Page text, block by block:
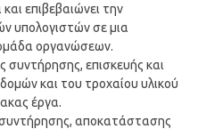
επιβεβαιώνει την
υπολογιστών σε μια
οργανώσεων.
συντήρησης, επισκευής και
και του τροχαίου υλικού
έργα.
συντήρησης, αποκατάστασης